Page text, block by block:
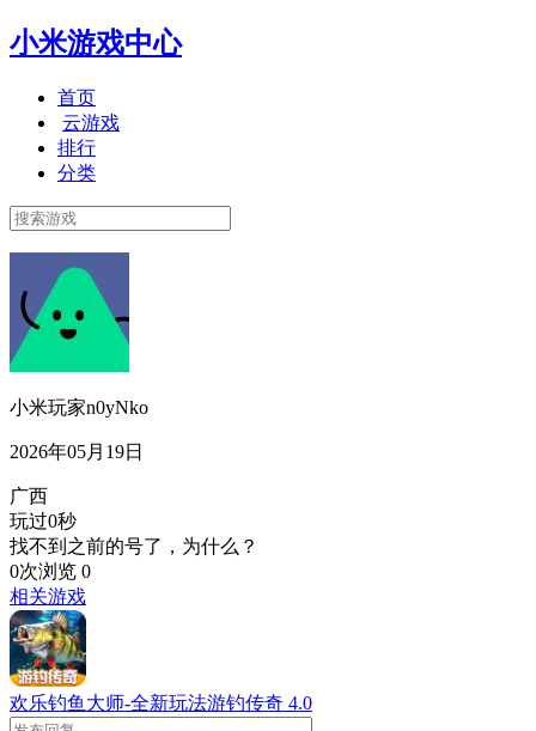
小米游戏中心
首页
云游戏
排行
分类
小米玩家n0yNko
2026年05月19日
广西
玩过0秒
找不到之前的号了，为什么？
0次浏览 0
相关游戏
欢乐钓鱼大师-全新玩法游钓传奇 4.0